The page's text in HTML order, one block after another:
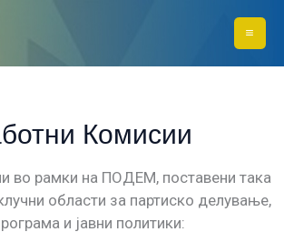
Комисии
во рамки на ПОДЕМ, поставени така
области за партиско делување,
и јавни политики: